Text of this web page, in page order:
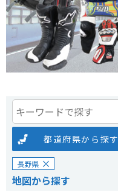
都道府県から探す
長野県
地図から探す